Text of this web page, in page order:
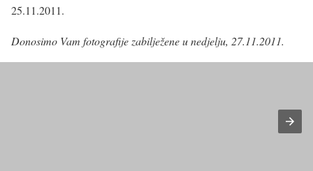
25.11.2011.
Donosimo Vam fotografije zabilježene u nedjelju, 27.11.2011.